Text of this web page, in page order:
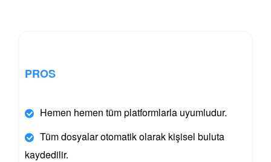
PROS
Hemen hemen tüm platformlarla uyumludur.
Tüm dosyalar otomatik olarak kişisel buluta
kaydedilir.